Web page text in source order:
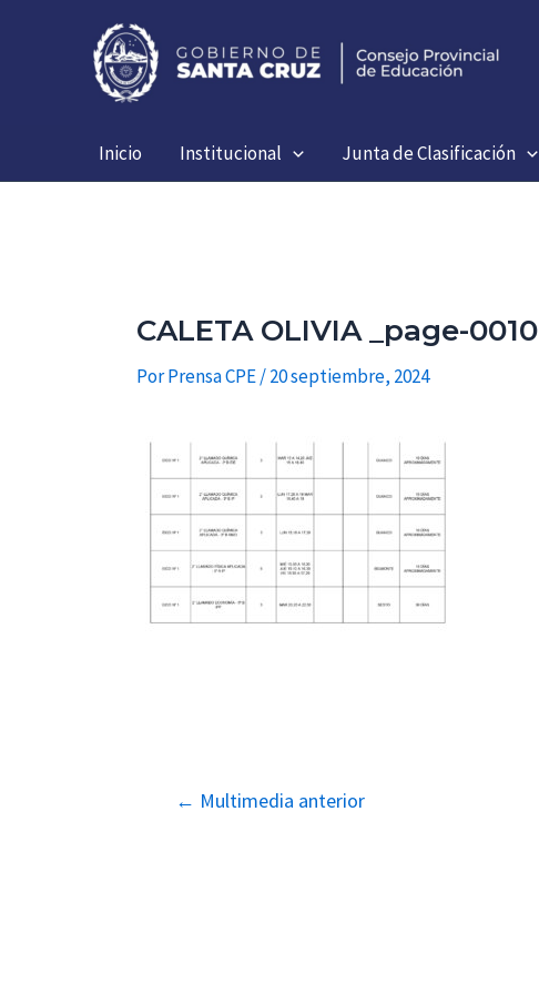
Inicio Institucional Junta de Clasificación
CALETA OLIVIA _page-0010
PorPrensa CPE/20 septiembre, 2024
Navegación
← Multimedia anterior